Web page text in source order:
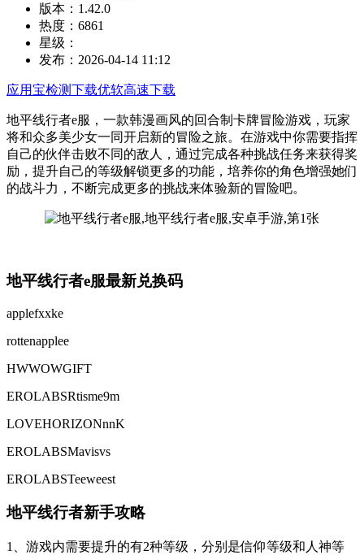
版本： 1.42.0
热度： 6861
星级：
发布： 2026-04-14 11:12
应用宝检测下载优软高速下载
地平线行者e服，一款韩漫画风的回合制卡牌冒险游戏，玩家
将和众多美少女一同开启新的冒险之旅。在游戏中你需要指挥
自己的伙伴击败不同的敌人，通过完成各种挑战任务来获得奖
励，提升自己的等级解锁更多的功能，培养你的角色增强她们
的战斗力，不断完成更多的挑战来体验新的冒险吧。
地平线行者e服最新兑换码
applefxxke
rottenapplee
HWWOWGIFT
EROLABSRtisme9m
LOVEHORIZONnnK
EROLABSMavisvs
EROLABSTeeweest
地平线行者新手攻略
1、游戏内需要提升的有2种等级，分别是信仰等级和人神等